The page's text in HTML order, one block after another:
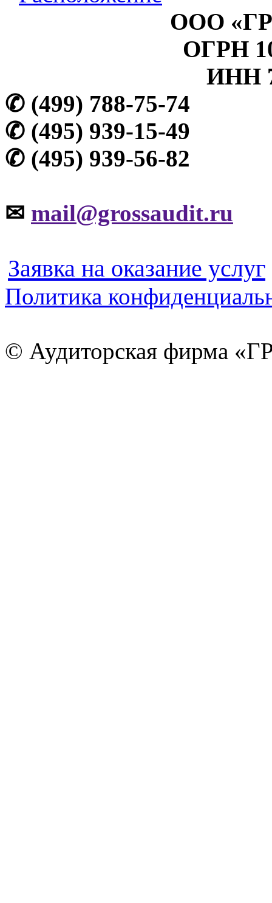
ООО
ОГРН
ИНН
✆ (499) 788-75-74
✆ (495) 939-15-49
✆ (495) 939-56-82
✉ mail@grossaudit.ru
Заявка на оказание услуг
Политика
© Аудиторская фирма